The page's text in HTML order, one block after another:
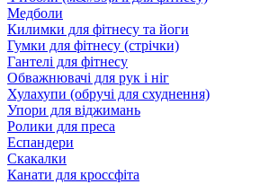
Медболи
Килимки для фітнесу та йоги
Гумки для фітнесу (стрічки)
Гантелі для фітнесу
Обважнювачі для рук і ніг
Хулахупи (обручі для схуднення)
Упори для віджимань
Ролики для преса
Еспандери
Скакалки
Канати для кроссфіта